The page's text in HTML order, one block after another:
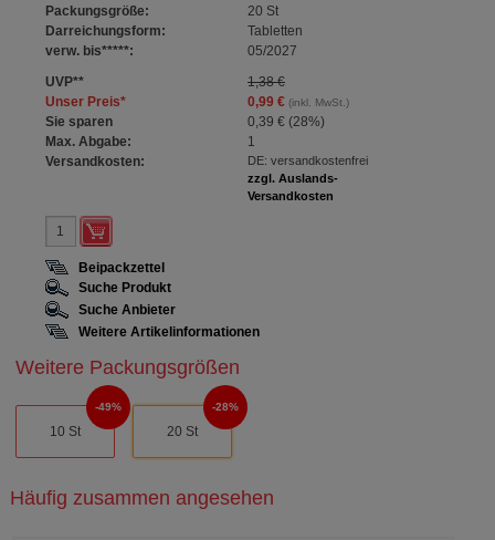
Packungsgröße:
20 St
Darreichungsform:
Tabletten
verw. bis*****:
05/2027
UVP**
1,38 €
Unser Preis* 0,99 €(inkl. MwSt.)
Sie sparen 0,39 € (28%)
Max. Abgabe:
1
Versandkosten:
DE: versandkostenfrei
zzgl. Auslands-
Versandkosten
Beipackzettel
Suche Produkt
Suche Anbieter
Weitere Artikelinformationen
Weitere Packungsgrößen
10 St
49%
20 St
28%
Häufig zusammen angesehen